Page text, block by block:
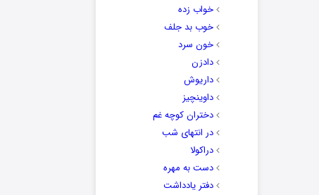
خواب زده
خوب بد جلف
خون سرد
دادزن
داریوش
داوینچیز
دختران کوچه غم
در انتهای شب
دراکولا
دست به مهره
دفتر یادداشت